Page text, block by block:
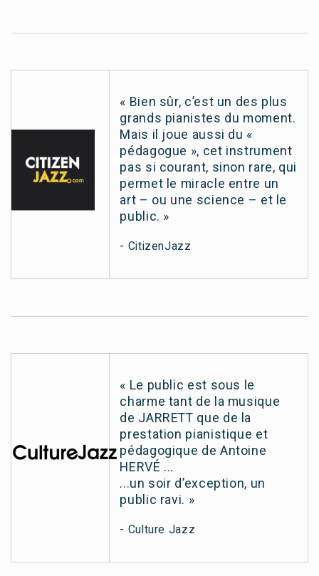
« Bien sûr, c’est un des plus
grands pianistes du moment.
Mais il joue aussi du «
pédagogue », cet instrument
pas si courant, sinon rare, qui
permet le miracle entre un
art – ou une science – et le
public. »
- CitizenJazz
« Le public est sous le
charme tant de la musique
de JARRETT que de la
prestation pianistique et
pédagogique de Antoine
HERVÉ ...
...un soir d’exception, un
public ravi. »
- Culture Jazz